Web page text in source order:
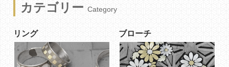
カテゴリーCategory
リング ブローチ